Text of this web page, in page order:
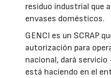
residuo industrial que
envases domésticos.
GENCI es un SCRAP
autorización para
nacional, dará servicio
está haciendo en el